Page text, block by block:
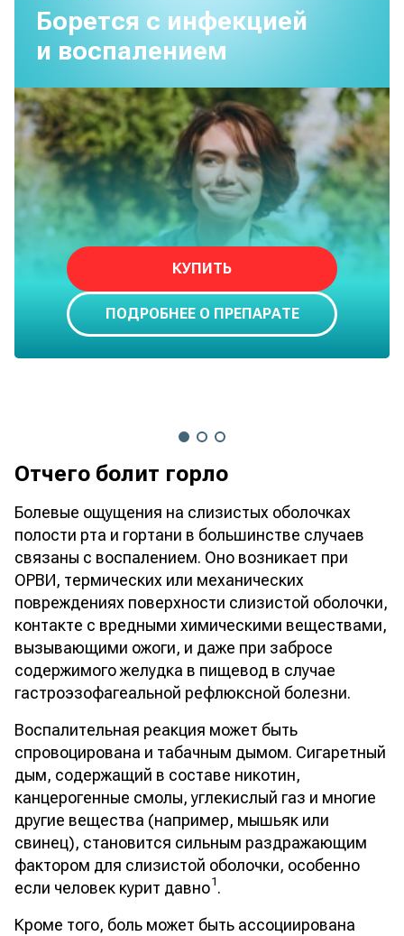
Борется с инфекцией
и воспалением
КУПИТЬ
ПОДРОБНЕЕ О ПРЕПАРАТЕ
Отчего болит горло
Болевые ощущения на слизистых оболочках
полости рта и гортани в большинстве случаев
связаны с воспалением. Оно возникает при
ОРВИ, термических или механических
повреждениях поверхности слизистой оболочки,
контакте с вредными химическими веществами,
вызывающими ожоги, и даже при забросе
содержимого желудка в пищевод в случае
гастроэзофагеальной рефлюксной болезни.
Воспалительная реакция может быть
спровоцирована и табачным дымом. Сигаретный
дым, содержащий в составе никотин,
канцерогенные смолы, углекислый газ и многие
другие вещества (например, мышьяк или
свинец), становится сильным раздражающим
фактором для слизистой оболочки, особенно
если человек курит давно1.
Кроме того, боль может быть ассоциирована